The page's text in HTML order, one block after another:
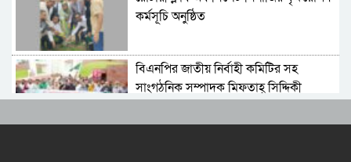
কর্মসূচি অনুষ্ঠিত
বিএনপির জাতীয় নির্বাহী কমিটির সহ
সাংগঠনিক সম্পাদক মিফতাহ্ সিদ্দিকী